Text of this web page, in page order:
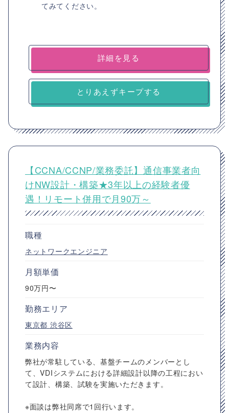
てみてください。
詳細を見る
とりあえずキープする
【CCNA/CCNP/業務委託】通信事業者向
けNW設計・構築★3年以上の経験者優
遇！リモート併用で月90万～
職種
ネットワークエンジニア
月額単価
90万円〜
勤務エリア
東京都 渋谷区
業務内容
弊社が常駐している、基盤チームのメンバーとし
て、VDIシステムにおける詳細設計以降の工程におい
て設計、構築、試験を実施いただきます。
※面談は弊社同席で1回行います。